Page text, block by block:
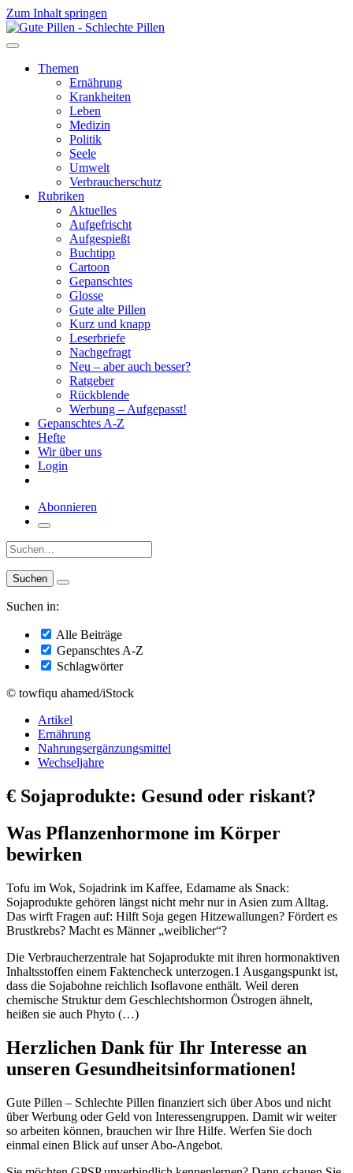
Zum Inhalt springen
Themen
Ernährung
Krankheiten
Leben
Medizin
Politik
Seele
Umwelt
Verbraucherschutz
Rubriken
Aktuelles
Aufgefrischt
Aufgespießt
Buchtipp
Cartoon
Gepanschtes
Glosse
Gute alte Pillen
Kurz und knapp
Leserbriefe
Nachgefragt
Neu – aber auch besser?
Ratgeber
Rückblende
Werbung – Aufgepasst!
Gepanschtes A-Z
Hefte
Wir über uns
Login
Abonnieren
Suche:
Suchen in:
Alle Beiträge
Gepanschtes A-Z
Schlagwörter
© towfiqu ahamed/iStock
Artikel
Ernährung
Nahrungsergänzungsmittel
Wechseljahre
€ Sojaprodukte: Gesund oder riskant?
Was Pflanzenhormone im Körper
bewirken
Tofu im Wok, Sojadrink im Kaffee, Edamame als Snack:
Sojaprodukte gehören längst nicht mehr nur in Asien zum Alltag.
Das wirft Fragen auf: Hilft Soja gegen Hitzewallungen? ­Fördert es
Brustkrebs? Macht es Männer „weiblicher“?
Die Verbraucherzentrale hat Sojaprodukte mit ihren hormonaktiven
Inhaltsstoffen einem Faktencheck unterzogen.1 Ausgangspunkt ist,
dass die Sojabohne reichlich Isoflavone enthält. Weil deren
chemische Struktur dem Geschlechtshormon Ös­trogen ähnelt,
heißen sie auch Phyto (…)
Herzlichen Dank für Ihr Interesse an
unseren Gesundheitsinformationen!
Gute Pillen – Schlechte Pillen finanziert sich über Abos und nicht
über Werbung oder Geld von Interessengruppen. Damit wir weiter
so arbeiten können, brauchen wir Ihre Hilfe. Werfen Sie doch
einmal einen Blick auf unser Abo-Angebot.